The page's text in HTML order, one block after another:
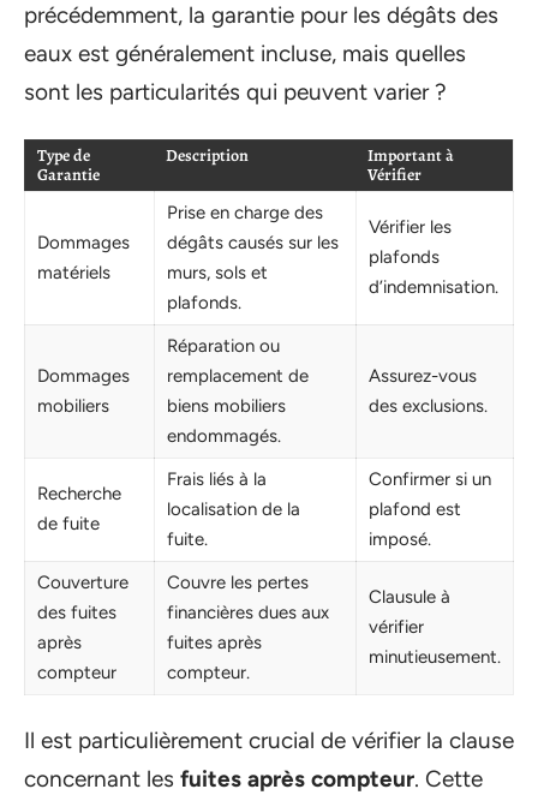
précédemment, la garantie pour les dégâts des
eaux est généralement incluse, mais quelles
sont les particularités qui peuvent varier ?
Type de
Garantie
Description
Important à
Vérifier
Dommages
matériels
Prise en charge des
dégâts causés sur les
murs, sols et
plafonds.
Vérifier les
plafonds
d’indemnisation.
Dommages
mobiliers
Réparation ou
remplacement de
biens mobiliers
endommagés.
Assurez-vous
des exclusions.
Recherche
de fuite
Frais liés à la
localisation de la
fuite.
Confirmer si un
plafond est
imposé.
Couverture
des fuites
après
compteur
Couvre les pertes
financières dues aux
fuites après
compteur.
Clausule à
vérifier
minutieusement.
Il est particulièrement crucial de vérifier la clause
concernant les fuites après compteur. Cette